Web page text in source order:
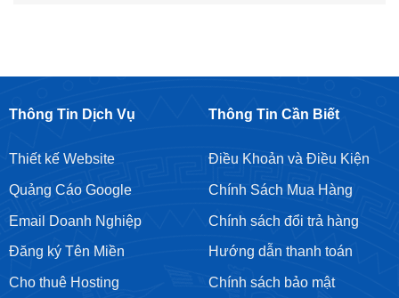
Thông Tin Dịch Vụ
Thiết kế Website
Quảng Cáo Google
Email Doanh Nghiệp
Đăng ký Tên Miền
Cho thuê Hosting
Thông Tin Cần Biết
Điều Khoản và Điều Kiện
Chính Sách Mua Hàng
Chính sách đổi trả hàng
Hướng dẫn thanh toán
Chính sách bảo mật